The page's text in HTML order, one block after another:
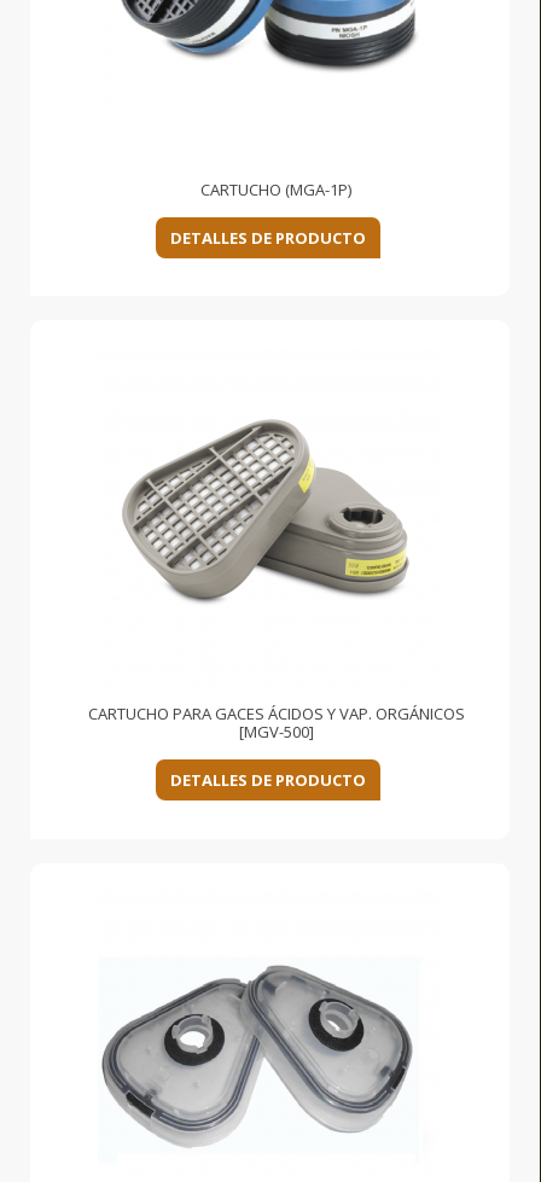
CARTUCHO (MGA-1P)
DETALLES DE PRODUCTO
CARTUCHO PARA GACES ÁCIDOS Y VAP. ORGÁNICOS
[MGV-500]
DETALLES DE PRODUCTO